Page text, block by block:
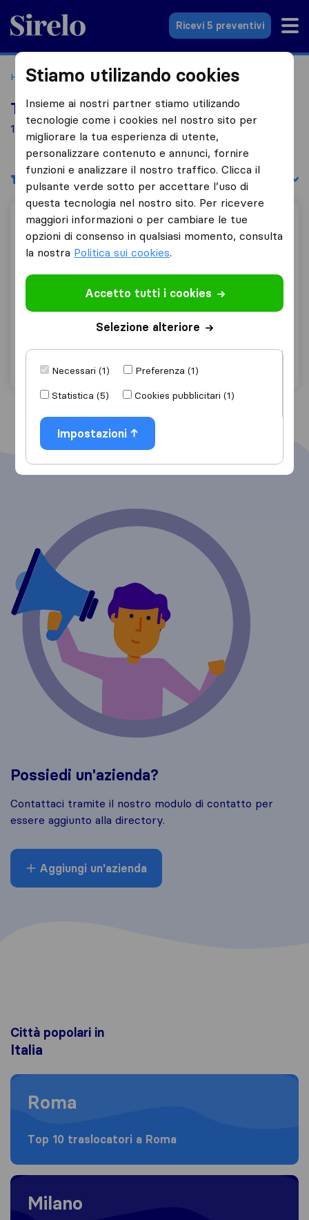
Sirelo.it
Ricevi 5 preventivi
Home Le 10 migliori aziende di traslochi in Italia
Top 10 traslocatori a Serre
1 aziende di traslochi trovate a Serre
Filtri Filtra per:
Traslochi Zito Vincenzo
2
Traslochi Zito Vincenzo
Chiedi preventivo Dettagli
Possiedi un'azienda?
Contattaci tramite il nostro modulo di contatto per
essere aggiunto alla directory.
Aggiungi un'azienda
Città popolari in
Italia
Moving to Roma
Roma
Top 10 traslocatori a Roma
Moving to Milano
Milano
Stiamo utilizando cookies
Insieme ai nostri partner stiamo utilizando
tecnologie come i cookies nel nostro sito per
migliorare la tua esperienza di utente,
personalizzare contenuto e annunci, fornire
funzioni e analizzare il nostro traffico. Clicca il
pulsante verde sotto per accettare l’uso di
questa tecnologia nel nostro sito. Per ricevere
maggiori informazioni o per cambiare le tue
opzioni di consenso in qualsiasi momento, consulta
la nostra Politica sui cookies.
Accetto tutti i cookies
Selezione alteriore
Necessari (1)
Preferenza (1)
Statistica (5)
Cookies pubblicitari (1)
Impostazioni